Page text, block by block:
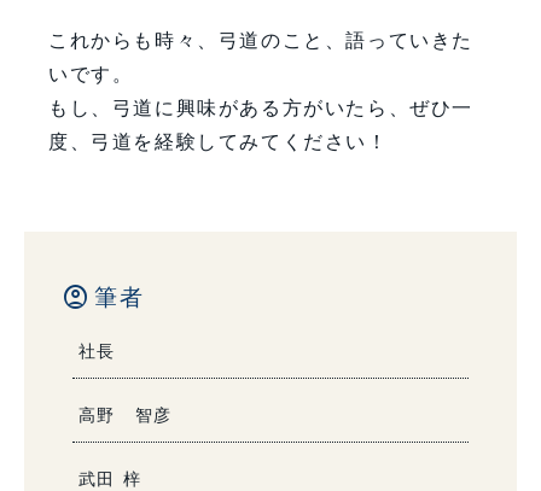
これからも時々、弓道のこと、語っていきた
いです。
もし、弓道に興味がある方がいたら、ぜひ一
度、弓道を経験してみてください！
account_circle 筆者
社長
高野 智彦
武田 梓